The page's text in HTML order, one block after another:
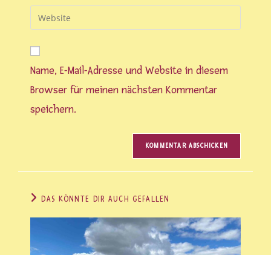
zum
Kommentieren
ein
E-
Mail-
Kommentieren
Gib
deine
URL
ein
(optional)
Name, E-Mail-Adresse und Website in diesem
Browser für meinen nächsten Kommentar
speichern.
DAS KÖNNTE DIR AUCH GEFALLEN